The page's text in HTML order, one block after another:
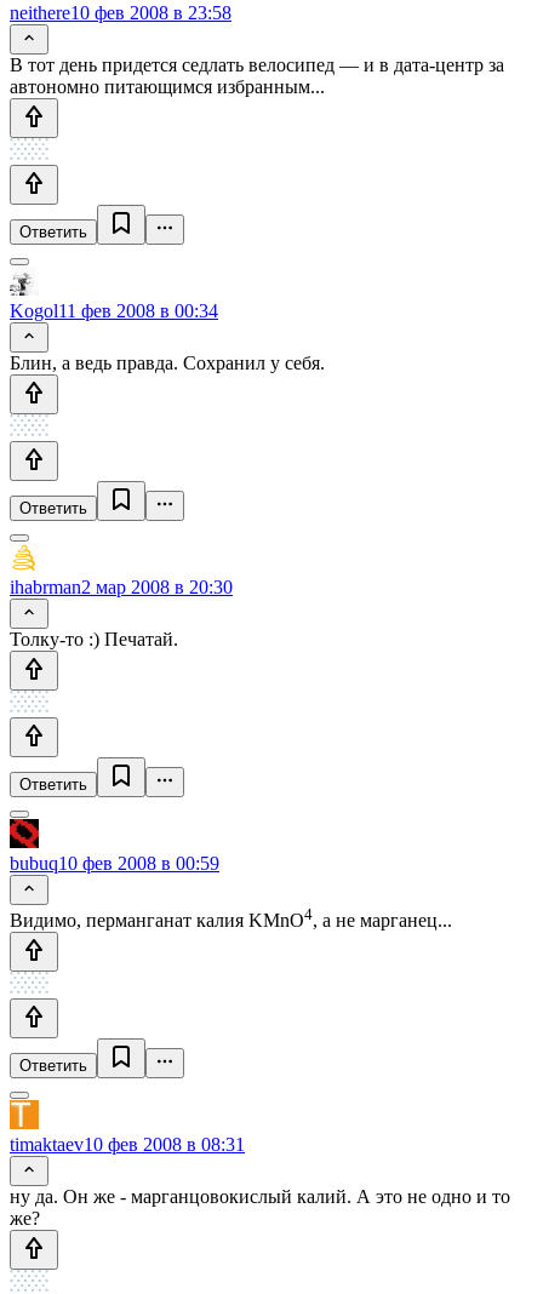
neithere10 фев 2008 в 23:58
В тот день придется седлать велосипед — и в дата-центр за
автономно питающимся избранным...
Ответить
Kogol11 фев 2008 в 00:34
Блин, а ведь правда. Сохранил у себя.
Ответить
ihabrman2 мар 2008 в 20:30
Толку-то :) Печатай.
Ответить
bubuq10 фев 2008 в 00:59
Видимо, перманганат калия KMnO4, а не марганец...
Ответить
timaktaev10 фев 2008 в 08:31
ну да. Он же - марганцовокислый калий. А это не одно и то
же?